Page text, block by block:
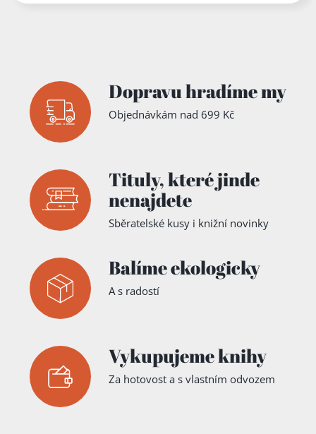
za účasti
Valdštýns
ký palác,
duben
1946
Dopravu hradíme my
Objednávkám nad 699 Kč
Tituly,které jinde
nenajdete
Sběratelské kusy i knižní novinky
Balíme ekologicky
A s radostí
Vykupujeme knihy
Za hotovost a s vlastním odvozem